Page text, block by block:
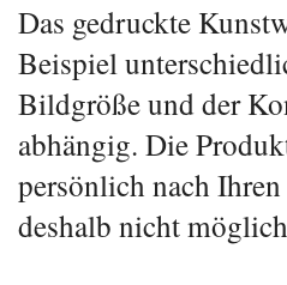
Das gedruckte
Beispiel
Bildgröße und der
abhängig. Die
persönlich nach
deshalb nicht